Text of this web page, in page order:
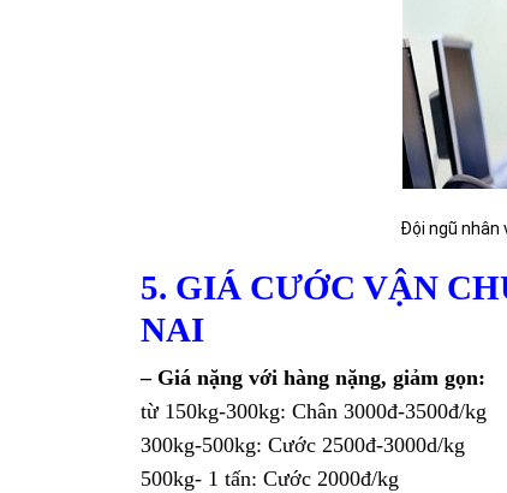
Đội ngũ nhân viên dày kinh
5. GIÁ CƯỚC VẬN
NAI
– Giá nặng với hàng nặng, giảm gọn:
từ 150kg-300kg: Chân 3000đ-3500đ/kg
300kg-500kg: Cước 2500đ-3000d/kg
500kg- 1 tấn: Cước 2000đ/kg